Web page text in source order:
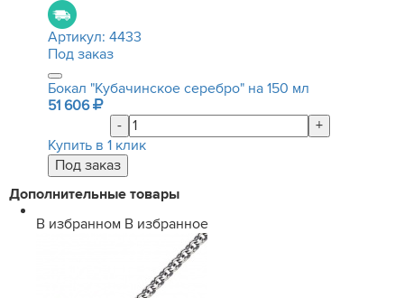
Артикул: 4433
Под заказ
Бокал "Кубачинское серебро" на 150 мл
51 606
-
+
Купить в 1 клик
Дополнительные товары
В избранном В избранное